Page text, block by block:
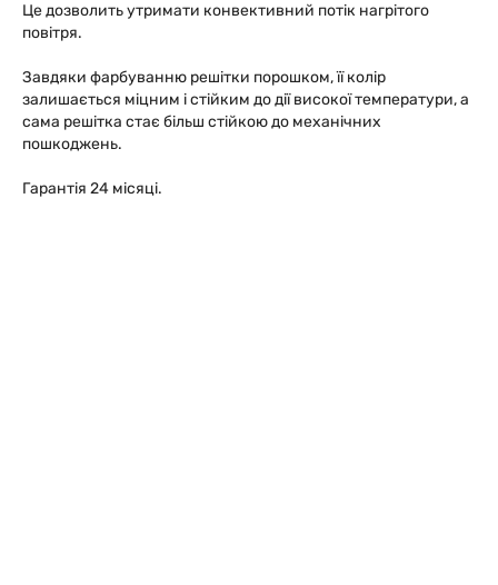
Це дозволить утримати конвективний потік нагрітого
повітря.
Завдяки фарбуванню решітки порошком, її колір
залишається міцним і стійким до дії високої температури, а
сама решітка стає більш стійкою до механічних
пошкоджень.
Гарантія 24 місяці.